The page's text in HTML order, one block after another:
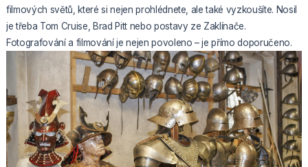
filmových světů, které si nejen prohlédnete, ale také vyzkoušíte. Nosil
je třeba Tom Cruise, Brad Pitt nebo postavy ze Zaklínače.
Fotografování a filmování je nejen povoleno – je přímo doporučeno.